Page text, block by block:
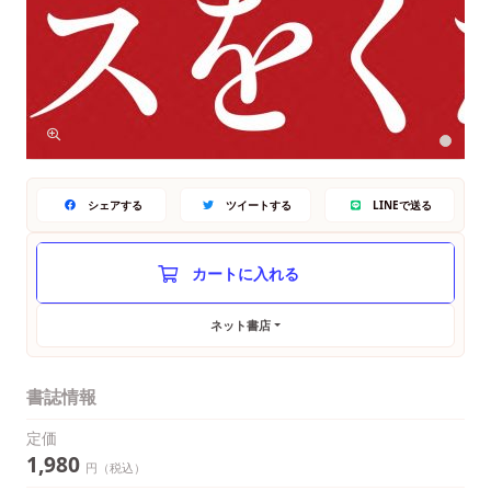
シェアする ツイートする LINEで送る
ネット書店
書誌情報
定価
1,980 円（税込）